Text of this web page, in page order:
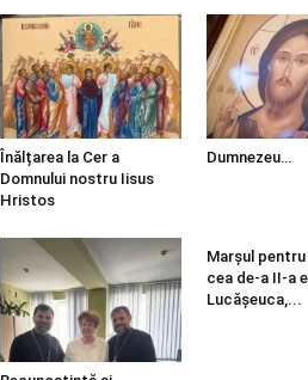
Înălțarea la Cer a
Domnului nostru Iisus
Hristos
Dumnezeu…
Marșul
cea de-a II-a
Lucășeuca,...